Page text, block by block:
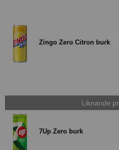
Zingo Zero Citron burk
Liknande
7Up Zero burk